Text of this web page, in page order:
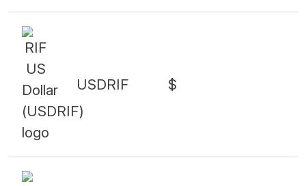
USDRIF $